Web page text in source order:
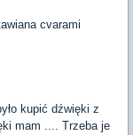
cvarami
kupić dźwięki z
mam .... Trzeba je